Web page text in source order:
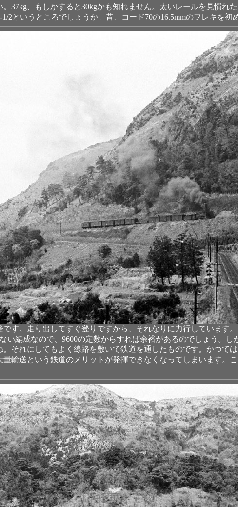
37kg、もしかすると30kgかも知れません。太いレールを見慣れ
2というところでしょうか。昔、コード70の16.5mmのフレキを
す。走り出してすぐ登りですから、それなりに力行しています
い編成なので、9600の定数からすれば余裕があるのでしょう。
それにしてもよく線路を敷いて鉄道を通したものです。かつて
輸送という鉄道のメリットが発揮できなくなってしまいます。